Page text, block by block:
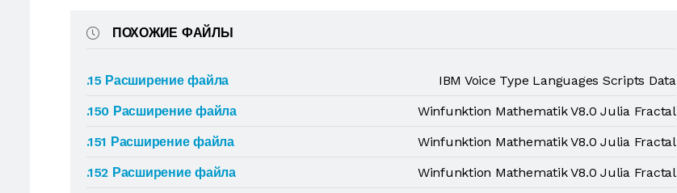
ПОХОЖИЕ ФАЙЛЫ
.15 Расширение файла
IBM Voice Type Languages Scripts Data
.150 Расширение файла
Winfunktion Mathematik V8.0 Julia Fractal
.151 Расширение файла
Winfunktion Mathematik V8.0 Julia Fractal
.152 Расширение файла
Winfunktion Mathematik V8.0 Julia Fractal